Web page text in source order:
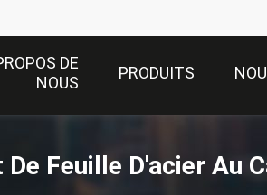
DE
NOUS
PRODUITS
De Feuille D'acier Au